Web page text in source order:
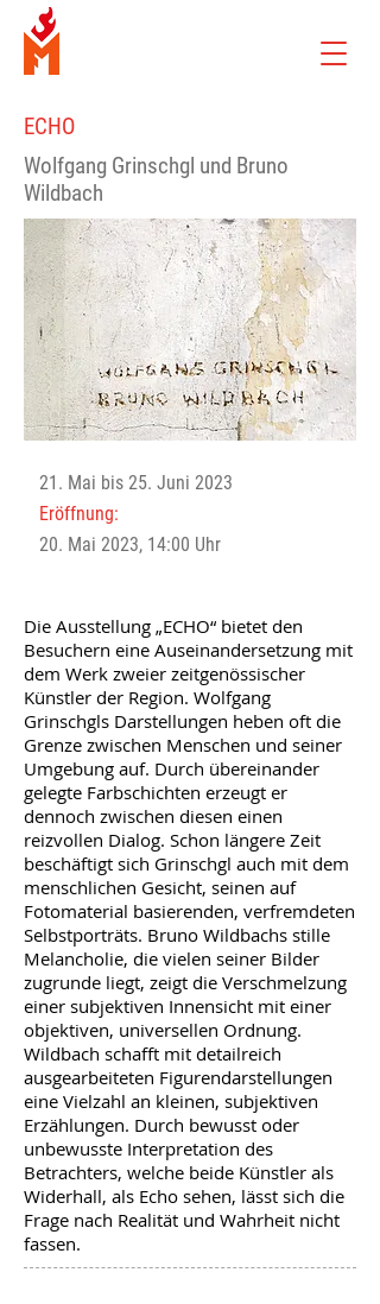
ECHO
Wolfgang Grinschgl und Bruno
Wildbach
21. Mai bis 25. Juni 2023
Eröffnung:
20. Mai 2023, 14:00 Uhr
Die Ausstellung „ECHO“ bietet den
Besuchern eine Auseinandersetzung mit
dem Werk zweier zeitgenössischer
Künstler der Region. Wolfgang
Grinschgls Darstellungen heben oft die
Grenze zwischen Menschen und seiner
Umgebung auf. Durch übereinander
gelegte Farbschichten erzeugt er
dennoch zwischen diesen einen
reizvollen Dialog. Schon längere Zeit
beschäftigt sich Grinschgl auch mit dem
menschlichen Gesicht, seinen auf
Fotomaterial basierenden, verfremdeten
Selbstporträts. Bruno Wildbachs stille
Melancholie, die vielen seiner Bilder
zugrunde liegt, zeigt die Verschmelzung
einer subjektiven Innensicht mit einer
objektiven, universellen Ordnung.
Wildbach schafft mit detailreich
ausgearbeiteten Figurendarstellungen
eine Vielzahl an kleinen, subjektiven
Erzählungen. Durch bewusst oder
unbewusste Interpretation des
Betrachters, welche beide Künstler als
Widerhall, als Echo sehen, lässt sich die
Frage nach Realität und Wahrheit nicht
fassen.